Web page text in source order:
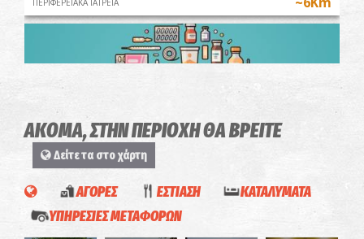
ΠΕΡΙΦΕΡΕΙΑΚΑ ΙΑΤΡΕΙΑ
Φαρμακείο Σαρατσιώτη - Χαροκοπιό
ΦΑΡΜΑΚΕΙΑ ~6.7Km
ΑΚΟΜΑ, ΣΤΗΝ ΠΕΡΙΟΧΗ ΘΑ ΒΡΕΙΤΕ
Δείτε τα στο χάρτη
ΑΓΟΡΕΣ ΕΣΤΙΑΣΗ
ΚΑΤΑΛΥΜΑΤΑ
ΥΠΗΡΕΣΙΕΣ ΜΕΤΑΦΟΡΩΝ